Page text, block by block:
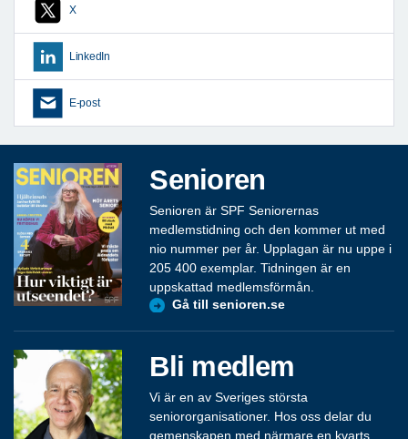
X
LinkedIn
E-post
Senioren
Senioren är SPF Seniorernas
medlemstidning och den kommer ut med
nio nummer per år. Upplagan är nu uppe i
205 400 exemplar. Tidningen är en
uppskattad medlemsförmån.
Gå till senioren.se
Bli medlem
Vi är en av Sveriges största
seniororganisationer. Hos oss delar du
gemenskapen med närmare en kvarts